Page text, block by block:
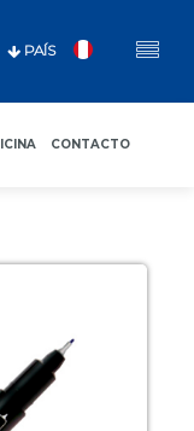
PAÍS
CONTACTO